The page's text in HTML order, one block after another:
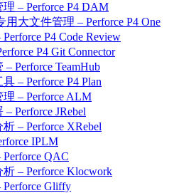
– Perforce P4 DAM
用大文件管理 – Perforce P4 One
P4 Code Review
P4 Git Connector
Perforce TeamHub
– Perforce P4 Plan
– Perforce ALM
– Perforce JRebel
– Perforce XRebel
IPLM
QAC
– Perforce Klocwork
Gliffy